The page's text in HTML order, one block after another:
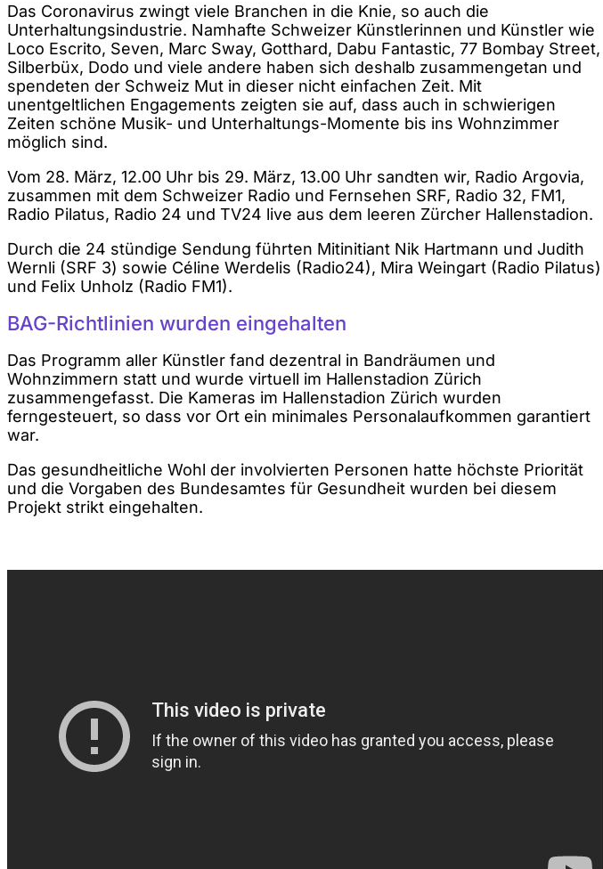
Das Coronavirus zwingt viele Branchen in die Knie, so auch die
Unterhaltungsindustrie. Namhafte Schweizer Künstlerinnen und Künstler wie
Loco Escrito, Seven, Marc Sway, Gotthard, Dabu Fantastic, 77 Bombay Street,
Silberbüx, Dodo und viele andere haben sich deshalb zusammengetan und
spendeten der Schweiz Mut in dieser nicht einfachen Zeit. Mit
unentgeltlichen Engagements zeigten sie auf, dass auch in schwierigen
Zeiten schöne Musik- und Unterhaltungs-Momente bis ins Wohnzimmer
möglich sind.
Vom 28. März, 12.00 Uhr bis 29. März, 13.00 Uhr sandten wir, Radio Argovia,
zusammen mit dem Schweizer Radio und Fernsehen SRF, Radio 32, FM1,
Radio Pilatus, Radio 24 und TV24 live aus dem leeren Zürcher Hallenstadion.
Durch die 24 stündige Sendung führten Mitinitiant Nik Hartmann und Judith
Wernli (SRF 3) sowie Céline Werdelis (Radio24), Mira Weingart (Radio Pilatus)
und Felix Unholz (Radio FM1).
BAG-Richtlinien wurden eingehalten
Das Programm aller Künstler fand dezentral in Bandräumen und
Wohnzimmern statt und wurde virtuell im Hallenstadion Zürich
zusammengefasst. Die Kameras im Hallenstadion Zürich wurden
ferngesteuert, so dass vor Ort ein minimales Personalaufkommen garantiert
war.
Das gesundheitliche Wohl der involvierten Personen hatte höchste Priorität
und die Vorgaben des Bundesamtes für Gesundheit wurden bei diesem
Projekt strikt eingehalten.